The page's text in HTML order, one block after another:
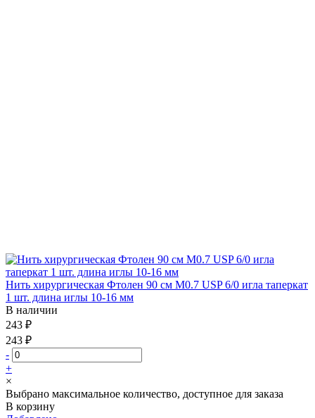
Нить хирургическая Фтолен 90 см М0.7 USP 6/0 игла таперкат
1 шт. длина иглы 10-16 мм
В наличии
243 ₽
243 ₽
-
+
×
Выбрано максимальное количество, доступное для заказа
В корзину